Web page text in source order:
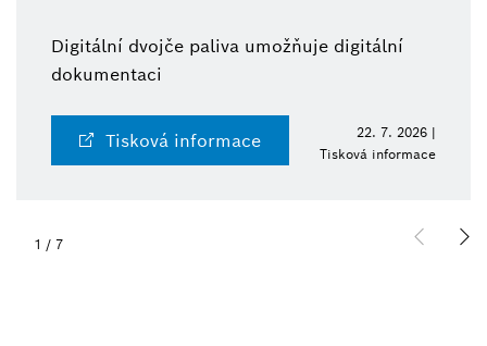
Digitální dvojče paliva umožňuje digitální
dokumentaci
Tisková informace
22. 7. 2026 |
Tisková informace
1 / 7